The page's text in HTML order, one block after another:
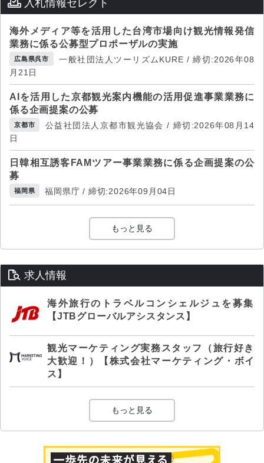
入札情報セレクト
海外メディア等を活用した台湾市場向け観光情報発信
業務に係る公募型プロポーザルの実施
広島県呉市
一般社団法人ツーリズムKURE / 締切:2026年08
月21日
AIを活用した京都観光案内機能の活用促進事業業務に
係る企画提案の公募
京都市
公益社団法人京都市観光協会 / 締切:2026年08月14
日
日韓相互誘客FAMツアー事業業務に係る企画提案の公
募
福岡県 福岡県庁 / 締切:2026年09月04日
もっと見る
求人情報
海外旅行のトラベルコンシェルジュを募集
【JTBグローバルアシスタンス】
観光マーケティング実務スタッフ（旅行好き
大歓迎！）【株式会社マーケティング・ボイ
ス】
もっと見る